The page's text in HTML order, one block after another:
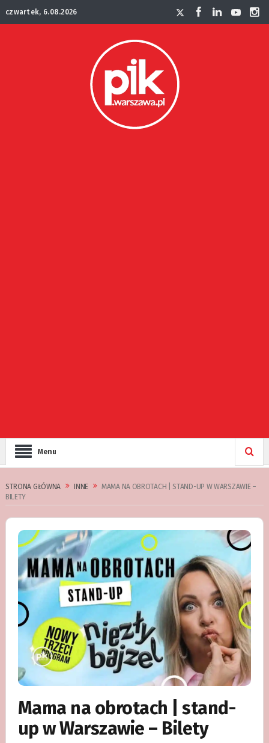
czwartek, 6.08.2026
Menu
STRONA GŁÓWNA INNE
MAMA NA OBROTACH | STAND-UP W WARSZAWIE –
BILETY
Mama na obrotach | stand-
up w Warszawie – Bilety